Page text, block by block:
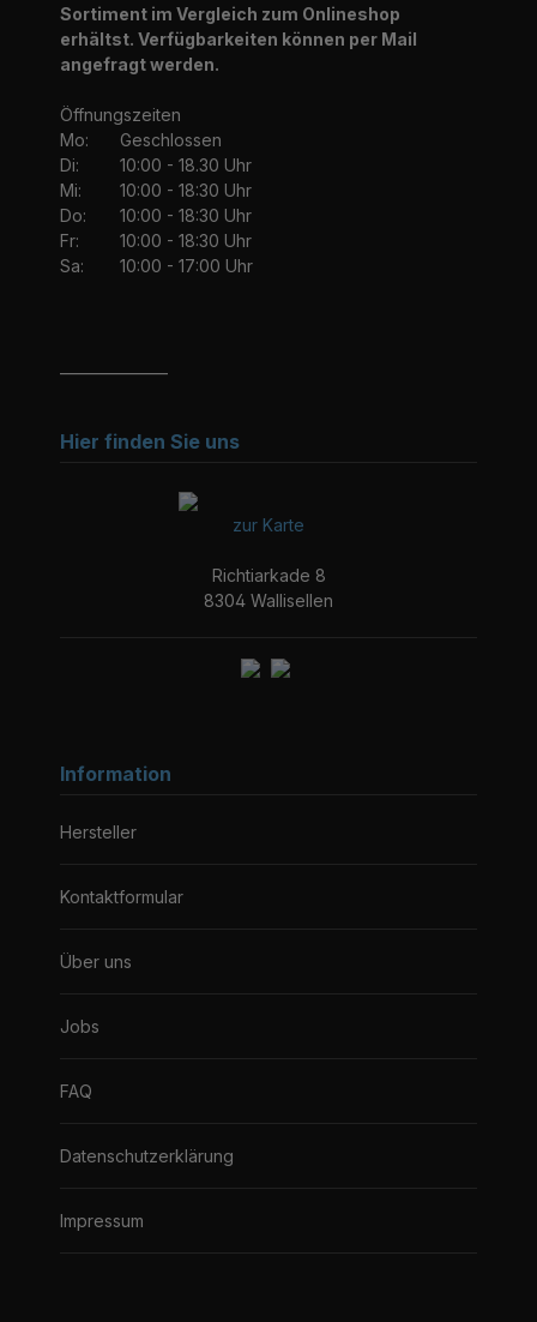
Sortiment im Vergleich zum Onlineshop
erhältst. Verfügbarkeiten können per Mail
angefragt werden.
Öffnungszeiten
Mo:
Geschlossen
Di:
10:00 - 18.30 Uhr
Mi:
10:00 - 18:30 Uhr
Do:
10:00 - 18:30 Uhr
Fr:
10:00 - 18:30 Uhr
Sa:
10:00 - 17:00 Uhr
Hier finden Sie uns
zur Karte
Richtiarkade 8
8304 Wallisellen
Information
Hersteller
Kontaktformular
Über uns
Jobs
FAQ
Datenschutzerklärung
Impressum